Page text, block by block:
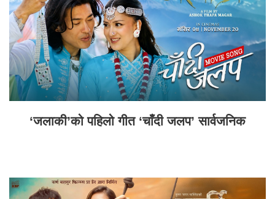
‘जलाकी’को पहिलो गीत ‘चाँदी जलप’ सार्वजनिक